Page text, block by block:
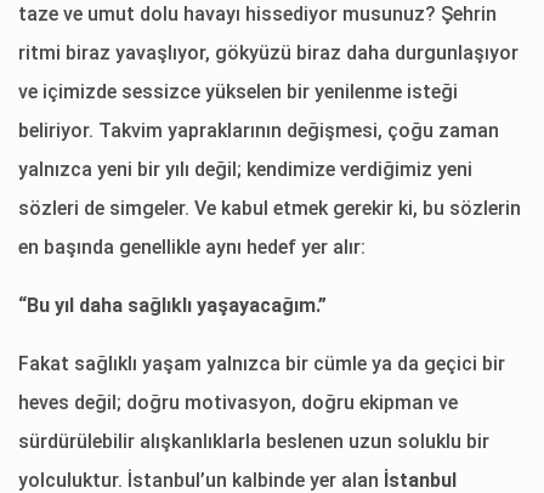
taze ve umut dolu havayı hissediyor musunuz? Şehrin
ritmi biraz yavaşlıyor, gökyüzü biraz daha durgunlaşıyor
ve içimizde sessizce yükselen bir yenilenme isteği
beliriyor. Takvim yapraklarının değişmesi, çoğu zaman
yalnızca yeni bir yılı değil; kendimize verdiğimiz yeni
sözleri de simgeler. Ve kabul etmek gerekir ki, bu sözlerin
en başında genellikle aynı hedef yer alır:
“Bu yıl daha sağlıklı yaşayacağım.”
Fakat sağlıklı yaşam yalnızca bir cümle ya da geçici bir
heves değil; doğru motivasyon, doğru ekipman ve
sürdürülebilir alışkanlıklarla beslenen uzun soluklu bir
yolculuktur. İstanbul’un kalbinde yer alan İstanbul